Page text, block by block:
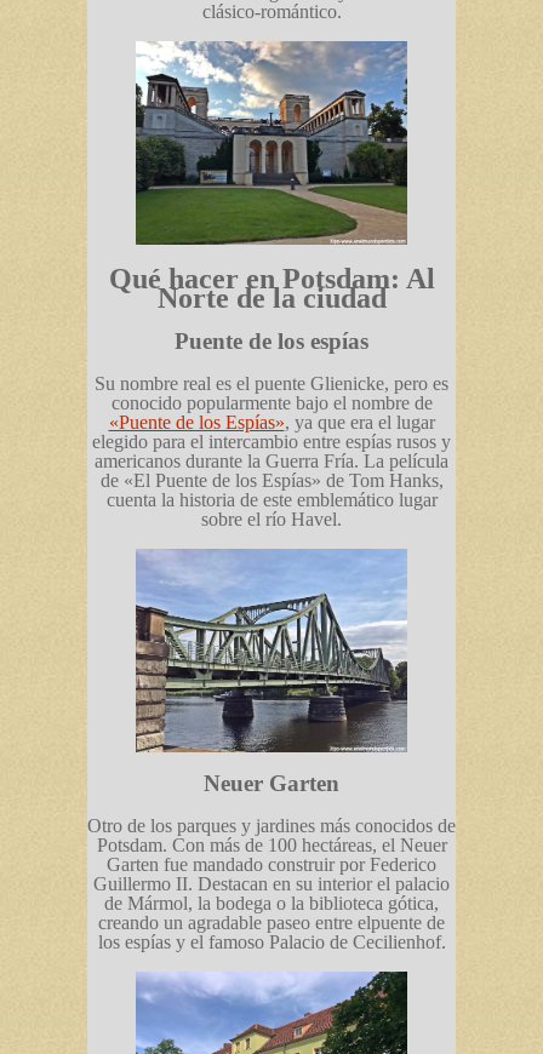
clásico-romántico.
Qué hacer en Potsdam: Al
Norte de la ciudad
Puente de los espías
Su nombre real es el puente Glienicke, pero es
conocido popularmente bajo el nombre de
«Puente de los Espías», ya que era el lugar
elegido para el intercambio entre espías rusos y
americanos durante la Guerra Fría. La película
de «El Puente de los Espías» de Tom Hanks,
cuenta la historia de este emblemático lugar
sobre el río Havel.
Neuer Garten
Otro de los parques y jardines más conocidos de
Potsdam. Con más de 100 hectáreas, el Neuer
Garten fue mandado construir por Federico
Guillermo II. Destacan en su interior el palacio
de Mármol, la bodega o la biblioteca gótica,
creando un agradable paseo entre elpuente de
los espías y el famoso Palacio de Cecilienhof.